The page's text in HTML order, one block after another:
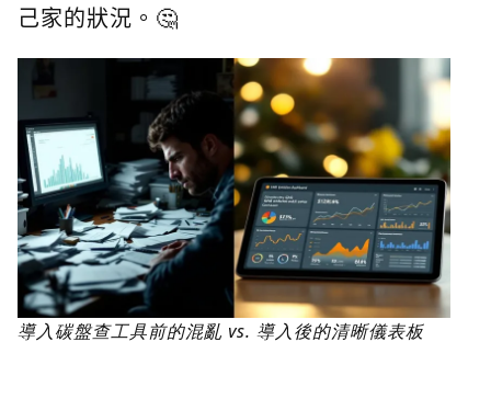
己家的狀況。🤔
導入碳盤查工具前的混亂 vs. 導入後的清晰儀表板